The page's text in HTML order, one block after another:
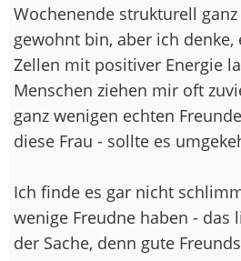
Wochenende strukturell
gewohnt bin, aber ich
Zellen mit positiver Energie
Menschen ziehen mir oft
ganz wenigen echten
diese Frau - sollte es
Ich finde es gar nicht
wenige Freudne haben - das
der Sache, denn gute